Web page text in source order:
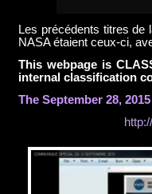
Les précédents titres de
NASA étaient ceux-ci,
This webpage is
internal classification
The September 28,